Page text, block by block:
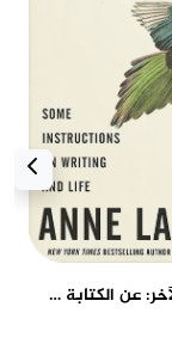
طائرا تلو الآخر: عن الكتابة والحياة